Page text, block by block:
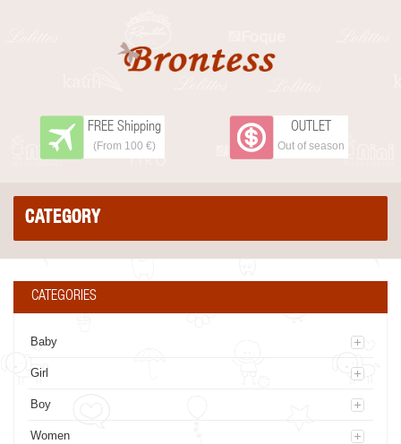
FREE Shipping
(From 100 €)
OUTLET
Out of season
CATEGORY
CATEGORIES
Baby
Girl
Boy
Women